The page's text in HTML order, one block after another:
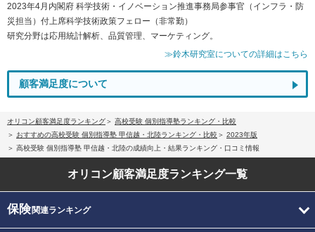
2023年4月内閣府 科学技術・イノベーション推進事務局参事官（インフラ・防
災担当）付上席科学技術政策フェロー（非常勤）
研究分野は応用統計解析、品質管理、マーケティング。
≫鈴木研究室についての詳細はこちら
顧客満足度について
オリコン顧客満足度ランキング
高校受験 個別指導塾ランキング・比較
おすすめの高校受験 個別指導塾 甲信越・北陸ランキング・比較
2023年版
高校受験 個別指導塾 甲信越・北陸の成績向上・結果ランキング・口コミ情報
オリコン顧客満足度ランキング一覧
保険関連ランキング